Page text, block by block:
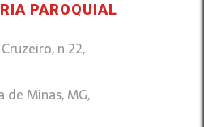
PAROQUIAL
n.22,
de Minas, MG,